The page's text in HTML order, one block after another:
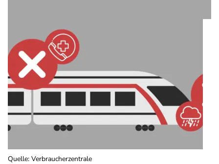
Quelle: Verbraucherzentrale